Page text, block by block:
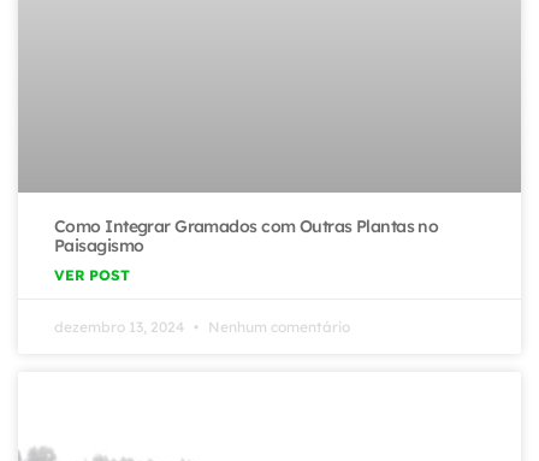
Como Integrar Gramados com Outras Plantas no
Paisagismo
VER POST
dezembro 13, 2024 Nenhum comentário